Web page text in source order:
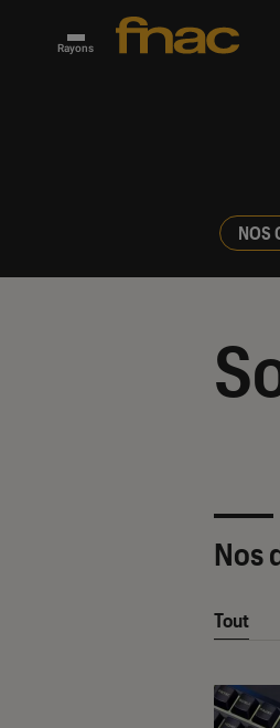
Rayons
NOS
Nos
Tout